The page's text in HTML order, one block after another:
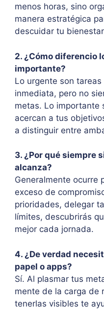
menos horas, sino
manera estratégica
descuidar tu
2. ¿Cómo diferencio
importante?
Lo urgente son
inmediata, pero no
metas. Lo importante
acercan a tus
a distinguir entre
3. ¿Por qué siempre
alcanza?
Generalmente ocurre
exceso de
prioridades, delegar
límites, descubrirás
mejor cada jornada.
4. ¿De verdad
papel o apps?
Sí. Al plasmar tus
mente de la carga de
tenerlas visibles te